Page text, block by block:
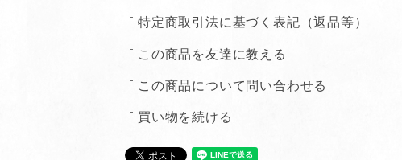
特定商取引法に基づく表記（返品等）
この商品を友達に教える
この商品について問い合わせる
買い物を続ける